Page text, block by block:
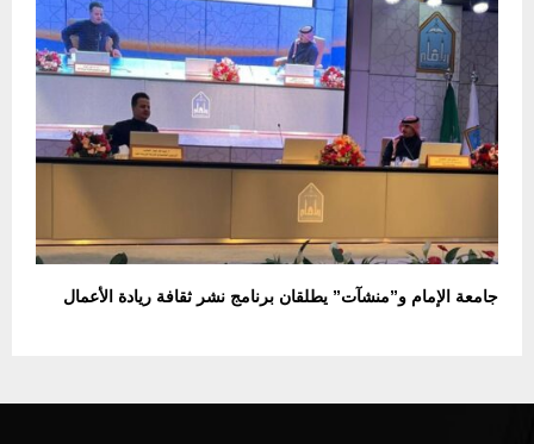
جامعة الإمام و”منشآت” يطلقان برنامج نشر ثقافة ريادة الأعمال